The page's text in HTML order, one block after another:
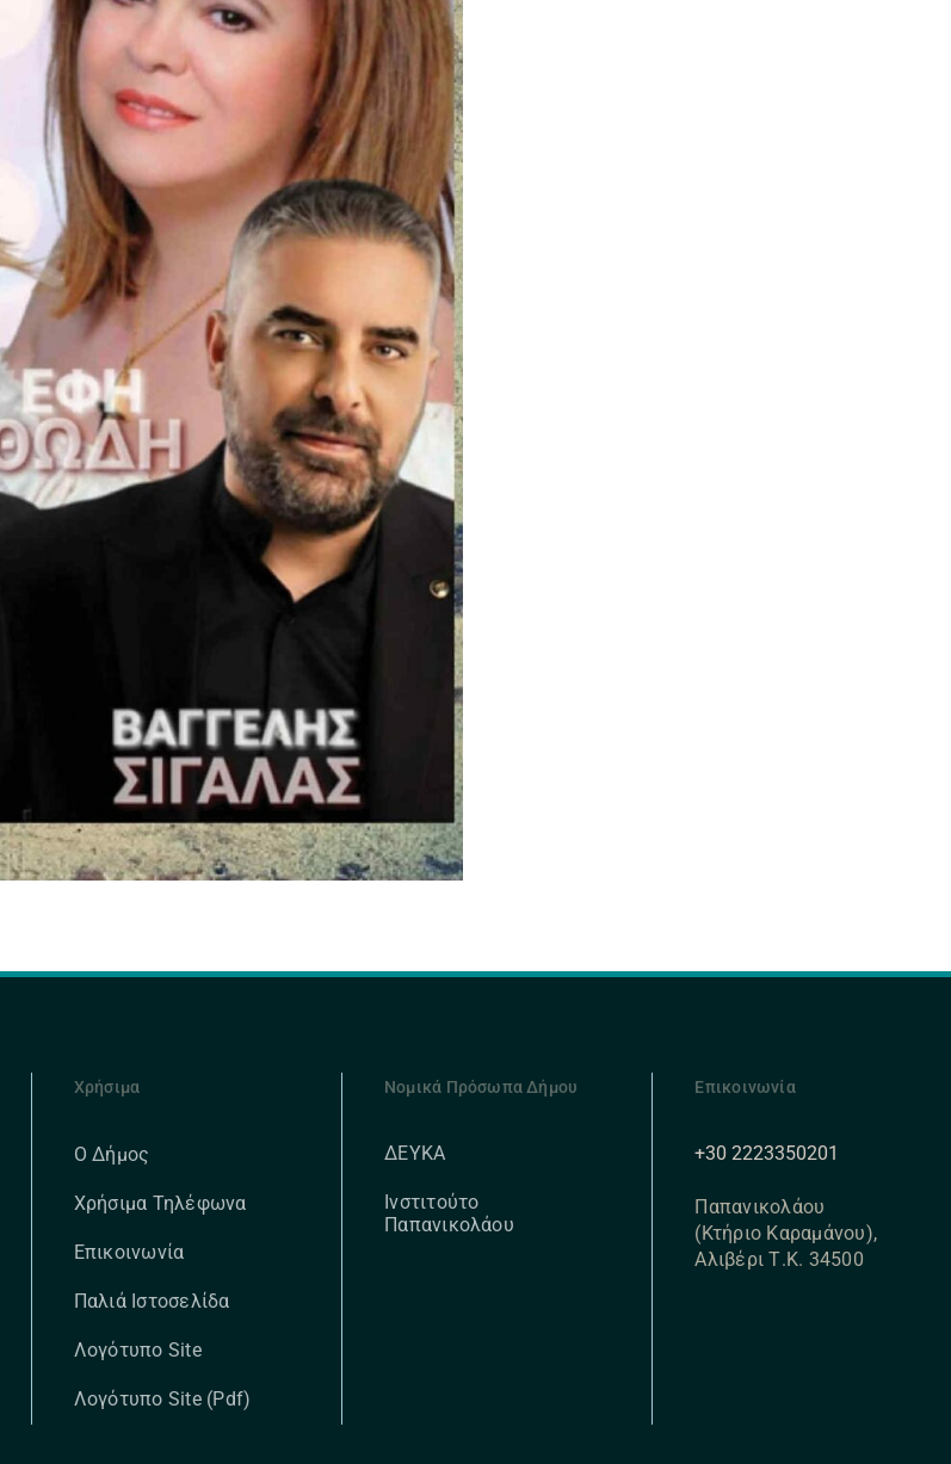
Χρήσιμα
Ο Δήμος
Χρήσιμα Τηλέφωνα
Επικοινωνία
Παλιά Ιστοσελίδα
Λογότυπο Site
Λογότυπο Site (pdf)
Νομικά Πρόσωπα Δήμου
ΔΕΥΚΑ
Ινστιτούτο
Παπανικολάου
Επικοινωνία
+30 2223350201
Παπανικολάου
(Κτήριο Καραμάνου),
Αλιβέρι Τ.Κ. 34500